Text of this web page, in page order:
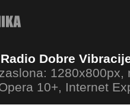
Dobre
1280x800px,
10+, Internet